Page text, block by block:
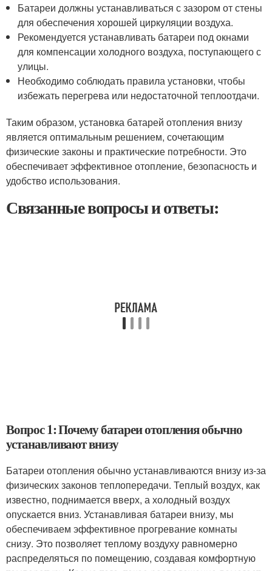
Батареи должны устанавливаться с зазором от стены
для обеспечения хорошей циркуляции воздуха.
Рекомендуется устанавливать батареи под окнами
для компенсации холодного воздуха, поступающего с
улицы.
Необходимо соблюдать правила установки, чтобы
избежать перегрева или недостаточной теплоотдачи.
Таким образом, установка батарей отопления внизу
является оптимальным решением, сочетающим
физические законы и практические потребности. Это
обеспечивает эффективное отопление, безопасность и
удобство использования.
Связанные вопросы и ответы:
Вопрос 1: Почему батареи отопления обычно
устанавливают внизу
Батареи отопления обычно устанавливаются внизу из-за
физических законов теплопередачи. Теплый воздух, как
известно, поднимается вверх, а холодный воздух
опускается вниз. Устанавливая батареи внизу, мы
обеспечиваем эффективное прогревание комнаты
снизу. Это позволяет теплому воздуху равномерно
распределяться по помещению, создавая комфортную